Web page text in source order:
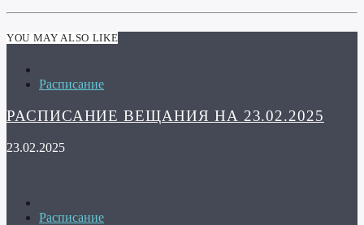
YOU MAY ALSO LIKE
Расписание
РАСПИСАНИЕ ВЕЩАНИЯ НА 23.02.2025
23.02.2025
Расписание